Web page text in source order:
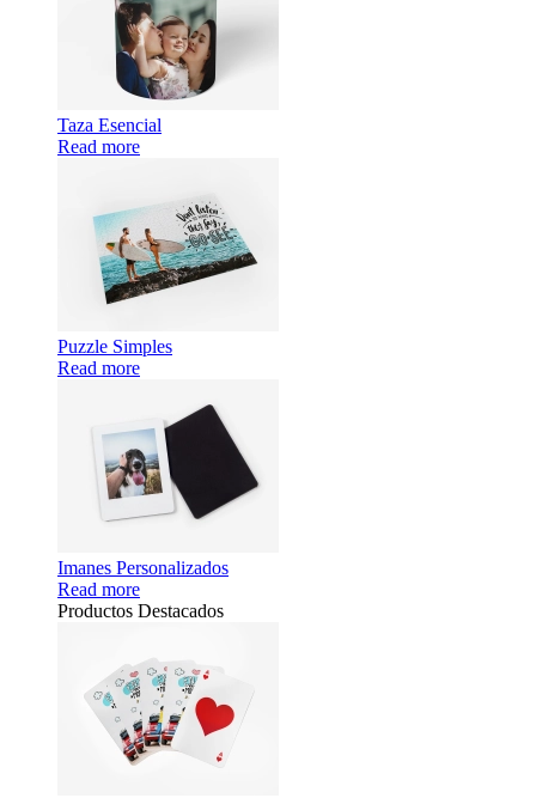
Taza Esencial
Read more
Puzzle Simples
Read more
Imanes Personalizados
Read more
Productos Destacados